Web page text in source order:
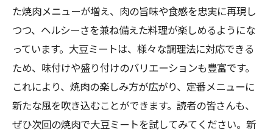
た焼肉メニューが増え、肉の旨味や食感を忠実に再現し
つつ、ヘルシーさを兼ね備えた料理が楽しめるようにな
っています。大豆ミートは、様々な調理法に対応できる
ため、味付けや盛り付けのバリエーションも豊富です。
これにより、焼肉の楽しみ方が広がり、定番メニューに
新たな風を吹き込むことができます。読者の皆さんも、
ぜひ次回の焼肉で大豆ミートを試してみてください。新